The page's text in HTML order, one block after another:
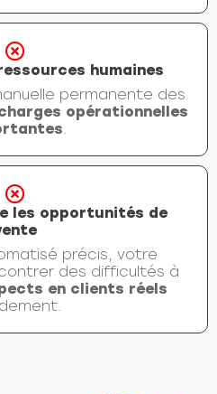
humaines
permanente des
opérationnelles
.
les opportunités de
précis, votre
des difficultés à
en clients réels